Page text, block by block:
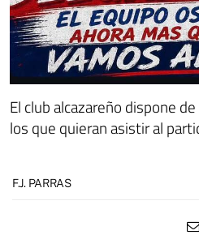
El club alcazareño dispone
los que quieran asistir al
F.J. PARRAS